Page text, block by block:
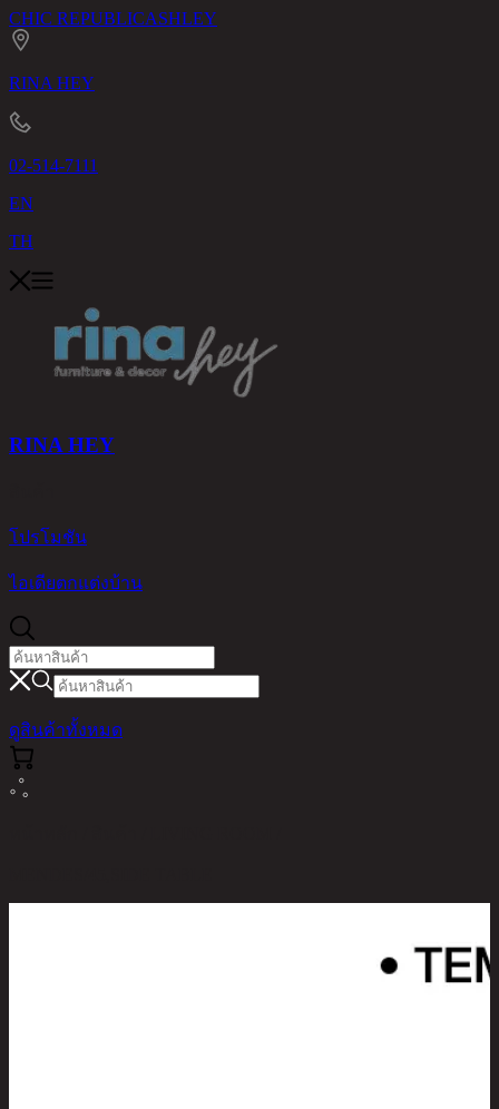
CHIC REPUBLICASHLEY
RINA HEY
02-514-7111
EN
TH
RINA HEY
โปรโมชัน
ไอเดียตกแต่งบ้าน
ดูสินค้าทั้งหมด